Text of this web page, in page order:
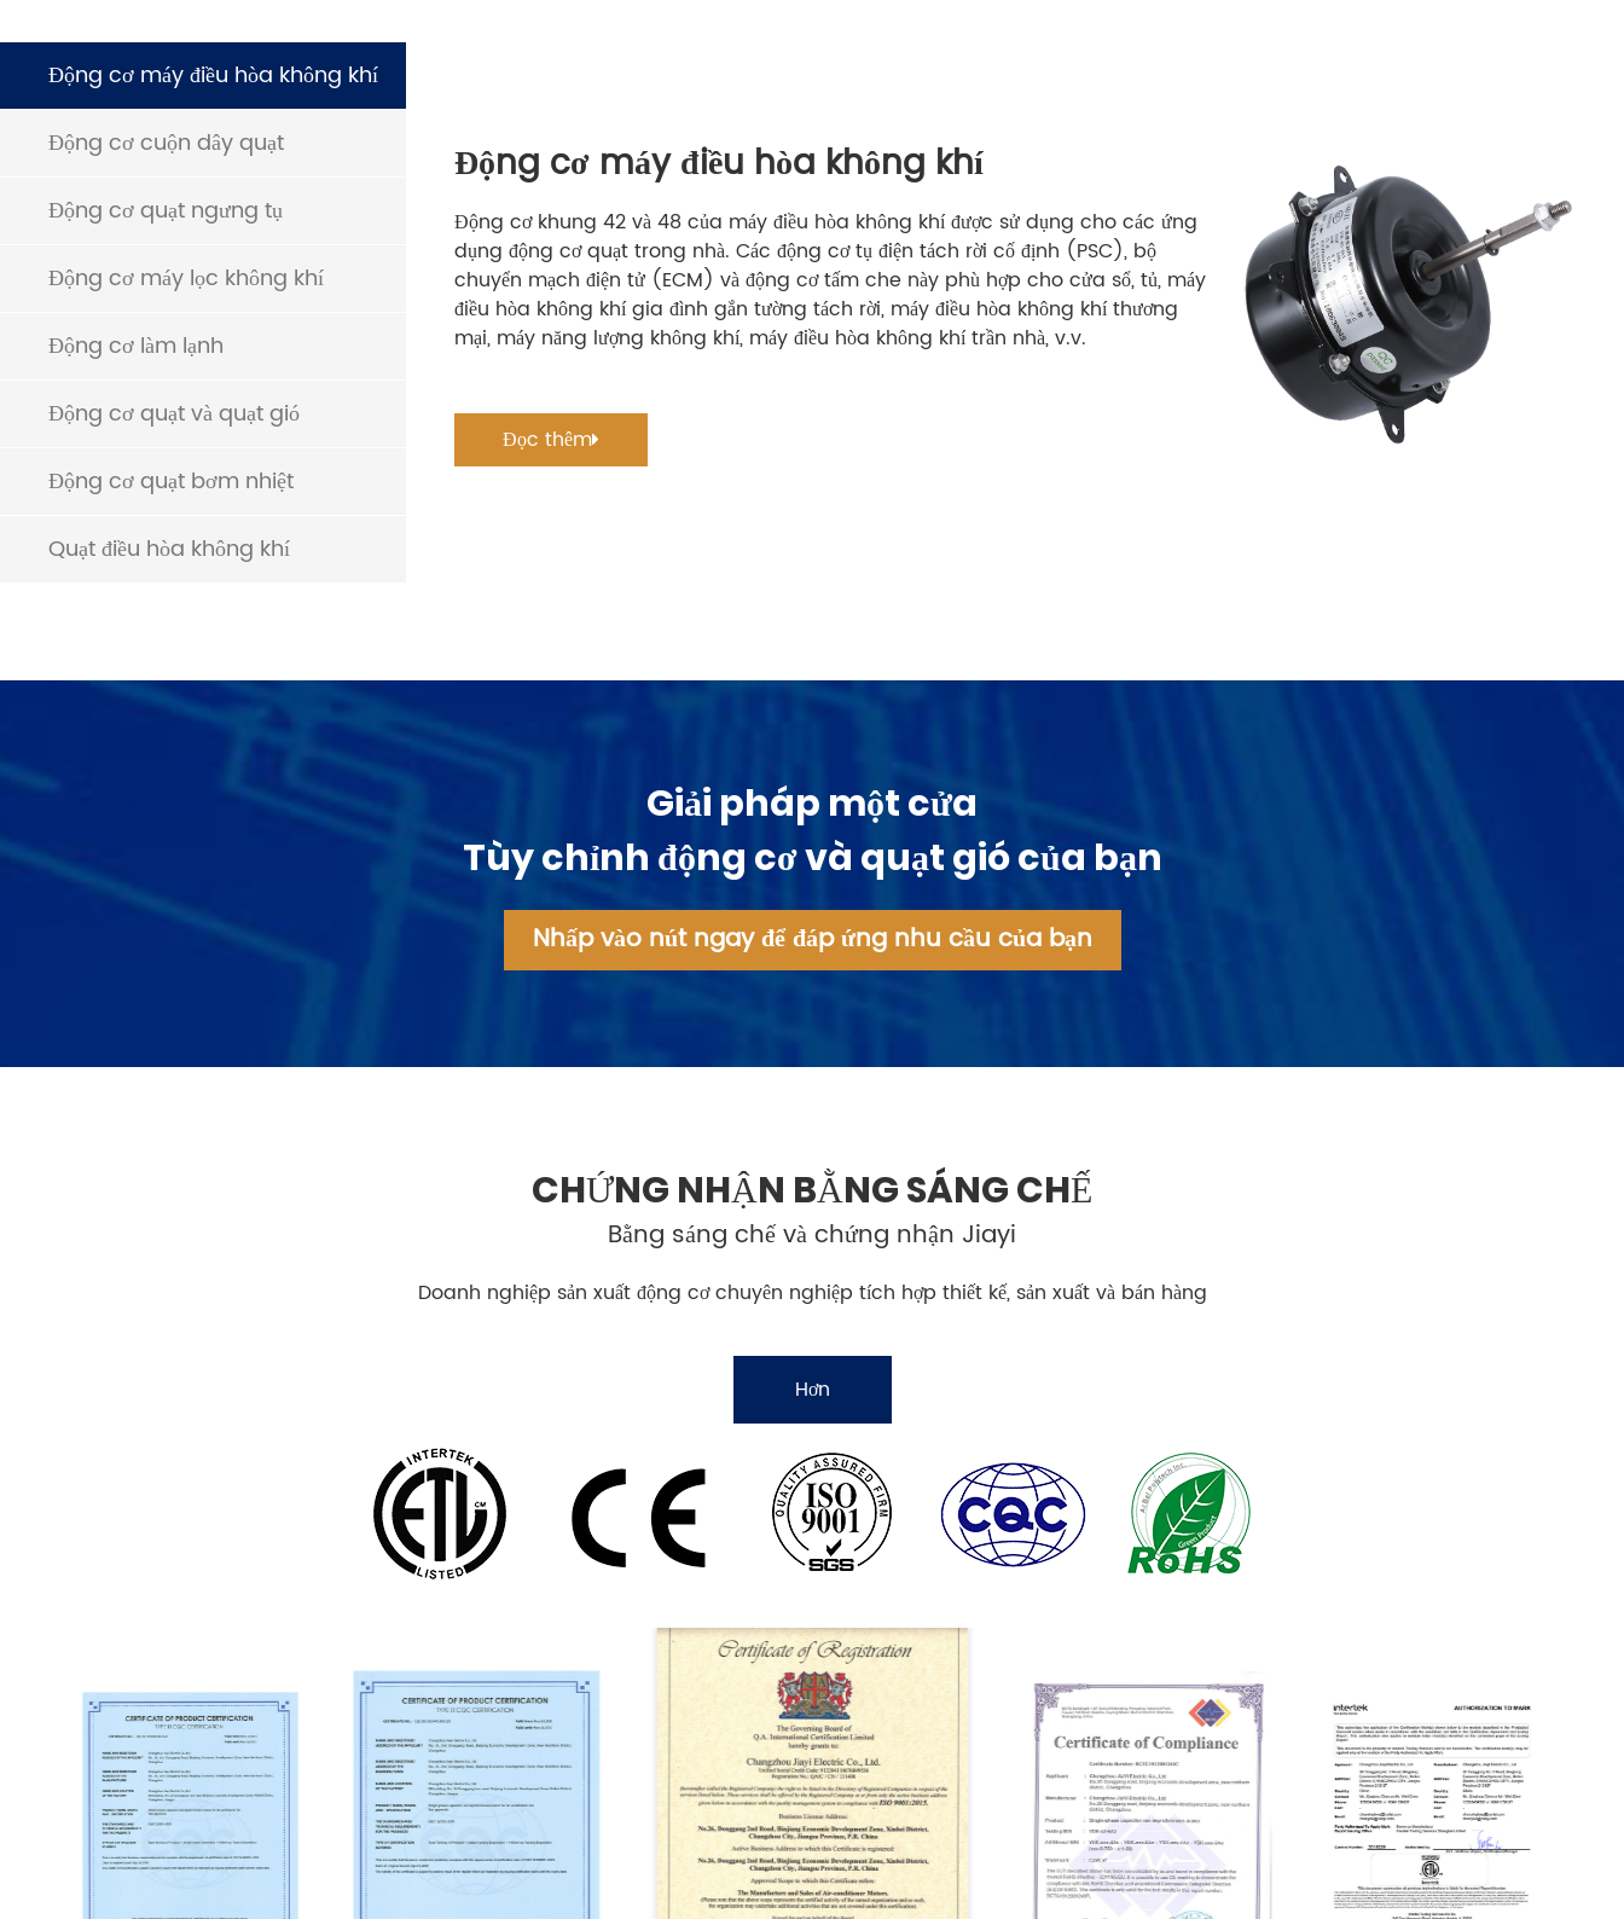
Động cơ máy điều hòa không khí
Động cơ cuộn dây quạt
Động cơ quạt ngưng tụ
Động cơ máy lọc không khí
Động cơ làm lạnh
Động cơ quạt và quạt gió
Động cơ quạt bơm nhiệt
Quạt điều hòa không khí
Động cơ máy điều hòa không khí
Động cơ khung 42 và 48 của máy điều hòa không khí được sử dụng cho các ứng
dụng động cơ quạt trong nhà. Các động cơ tụ điện tách rời cố định (PSC), bộ
chuyển mạch điện tử (ECM) và động cơ tấm che này phù hợp cho cửa sổ, tủ, máy
điều hòa không khí gia đình gắn tường tách rời, máy điều hòa không khí thương
mại, máy năng lượng không khí, máy điều hòa không khí trần nhà, v.v.
Đọc thêm
Giải pháp một cửa
Tùy chỉnh động cơ và quạt gió của bạn
Nhấp vào nút ngay để đáp ứng nhu cầu của bạn
CHỨNG NHẬN BẰNG SÁNG CHẾ
Bằng sáng chế và chứng nhận Jiayi
Doanh nghiệp sản xuất động cơ chuyên nghiệp tích hợp thiết kế, sản xuất và bán hàng
Hơn